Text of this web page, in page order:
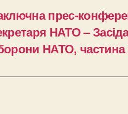
прес-
НАТО –
НАТО, частина